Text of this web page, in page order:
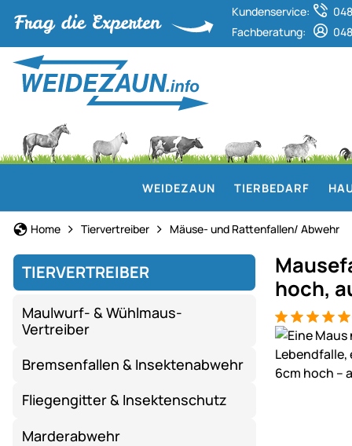
Kundenservice:
Fachberatung:
WEIDEZAUN TIERBEDARF
Home Tiervertreiber Mäuse- und Rattenfallen/ Abwehr
TIERVERTREIBER
Maulwurf- & Wühlmaus-
Vertreiber
Bremsenfallen & Insektenabwehr
Fliegengitter & Insektenschutz
Marderabwehr
hoch,
Bewertung:
26